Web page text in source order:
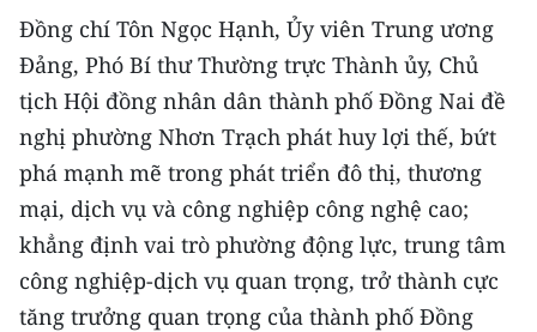
Đồng chí Tôn Ngọc Hạnh, Ủy viên Trung ương
Đảng, Phó Bí thư Thường trực Thành ủy, Chủ
tịch Hội đồng nhân dân thành phố Đồng Nai đề
nghị phường Nhơn Trạch phát huy lợi thế, bứt
phá mạnh mẽ trong phát triển đô thị, thương
mại, dịch vụ và công nghiệp công nghệ cao;
khẳng định vai trò phường động lực, trung tâm
công nghiệp-dịch vụ quan trọng, trở thành cực
tăng trưởng quan trọng của thành phố Đồng